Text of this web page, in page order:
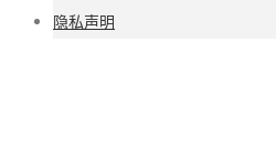
隐私声明